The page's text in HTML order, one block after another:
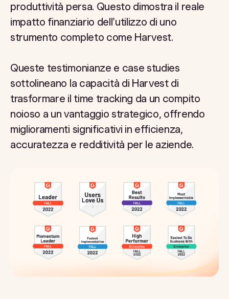
produttività persa. Questo dimostra il reale
impatto finanziario dell'utilizzo di uno
strumento completo come Harvest.
Queste testimonianze e case studies
sottolineano la capacità di Harvest di
trasformare il time tracking da un compito
noioso a un vantaggio strategico, offrendo
miglioramenti significativi in efficienza,
accuratezza e redditività per le aziende.